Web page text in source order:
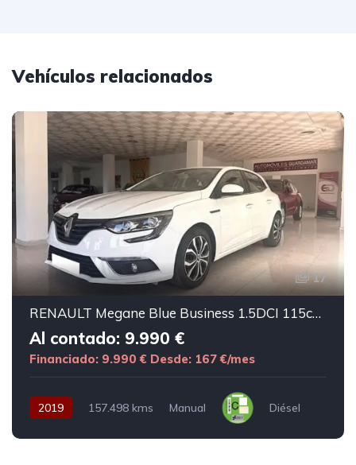
Vehículos relacionados
17
RENAULT Megane Blue Business 1.5DCI 115cv 5p
Al contado: 9.990 €
Financiado: 9.990 € Desde: 167 €/mes
2019 157.498 kms Manual Diésel